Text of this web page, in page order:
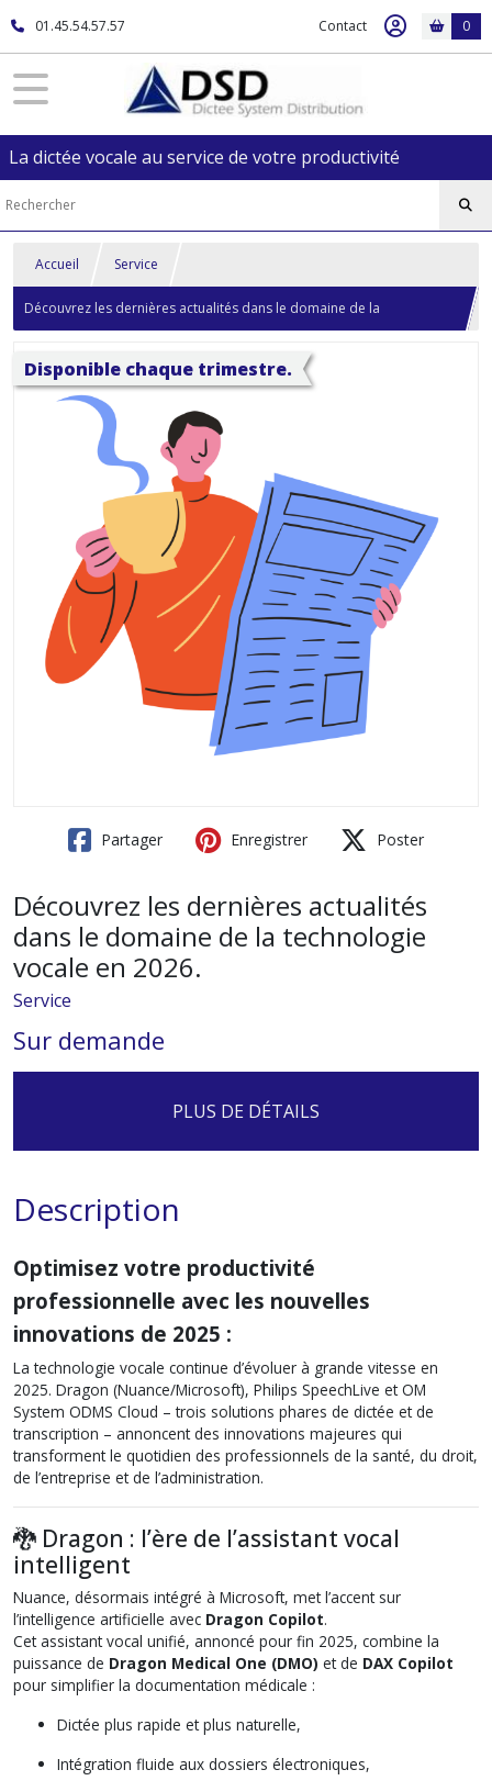
01.45.54.57.57 Contact 0
La dictée vocale au service de votre productivité
Accueil Service
Découvrez les dernières actualités dans le domaine de la
Disponible chaque trimestre.
Partager Enregistrer Poster
Découvrez les dernières actualités
dans le domaine de la technologie
vocale en 2026.
Service
Sur demande
PLUS DE DÉTAILS
Description
Optimisez votre productivité
professionnelle avec les nouvelles
innovations de 2025 :
La technologie vocale continue d’évoluer à grande vitesse en
2025. Dragon (Nuance/Microsoft), Philips SpeechLive et OM
System ODMS Cloud – trois solutions phares de dictée et de
transcription – annoncent des innovations majeures qui
transforment le quotidien des professionnels de la santé, du droit,
de l’entreprise et de l’administration.
🐉 Dragon : l’ère de l’assistant vocal
intelligent
Nuance, désormais intégré à Microsoft, met l’accent sur
l’intelligence artificielle avec Dragon Copilot.
Cet assistant vocal unifié, annoncé pour fin 2025, combine la
puissance de Dragon Medical One (DMO) et de DAX Copilot
pour simplifier la documentation médicale :
Dictée plus rapide et plus naturelle,
Intégration fluide aux dossiers électroniques,